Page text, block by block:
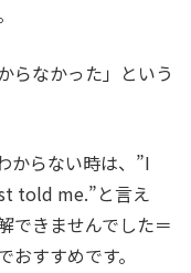
らなかった」という
からない時は、”I
told me.”と言え
できませんでした＝
すすめです。